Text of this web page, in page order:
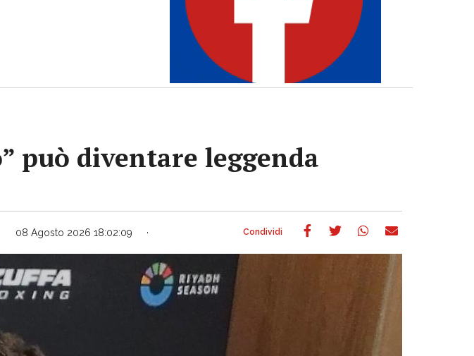
può diventare leggenda
08 Agosto 2026 18:02:09